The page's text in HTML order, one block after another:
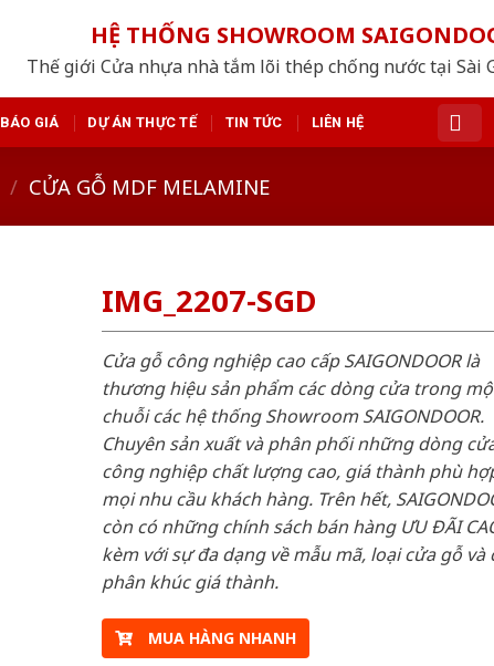
HỆ THỐNG SHOWROOM
Thế giới Cửa nhựa nhà tắm lõi thép chống nước tại Sài
BÁO GIÁ DỰ ÁN THỰC TẾ TIN TỨC LIÊN HỆ
/ CỬA GỖ MDF MELAMINE
IMG_2207-SGD
Cửa gỗ công nghiệp cao cấp SAIGONDOOR là
thương hiệu sản phẩm các dòng cửa trong
chuỗi các hệ thống Showroom SAIGONDOOR.
Chuyên sản xuất và phân phối những dòng
công nghiệp chất lượng cao, giá thành phù
mọi nhu cầu khách hàng. Trên hết,
còn có những chính sách bán hàng ƯU ĐÃI
kèm với sự đa dạng về mẫu mã, loại cửa gỗ và
phân khúc giá thành.
MUA HÀNG NHANH